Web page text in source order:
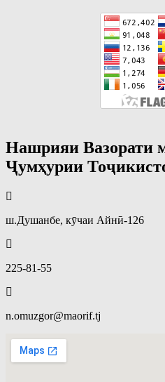
Нашрияи Вазорати
Ҷумҳурии
ш.Душанбе, кӯчаи Айнӣ-126
225-81-55
n.omuzgor@maorif.tj